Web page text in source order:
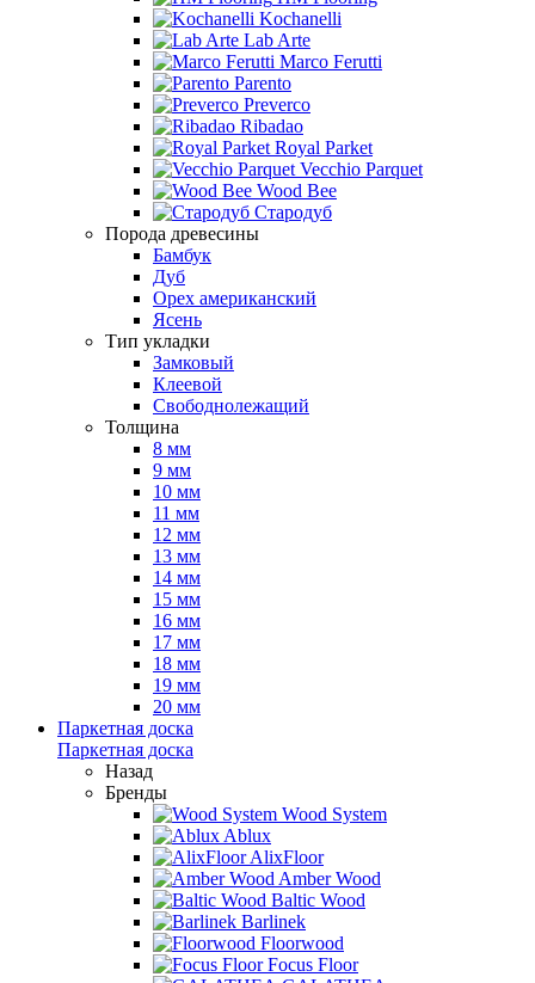
Kochanelli
Lab Arte
Marco Ferutti
Parento
Preverco
Ribadao
Royal Parket
Vecchio Parquet
Wood Bee
Стародуб
Порода древесины
Бамбук
Дуб
Орех американский
Ясень
Тип укладки
Замковый
Клеевой
Свободнолежащий
Толщина
8 мм
9 мм
10 мм
11 мм
12 мм
13 мм
14 мм
15 мм
16 мм
17 мм
18 мм
19 мм
20 мм
Паркетная доска
Паркетная доска
Назад
Бренды
Wood System
Ablux
AlixFloor
Amber Wood
Baltic Wood
Barlinek
Floorwood
Focus Floor